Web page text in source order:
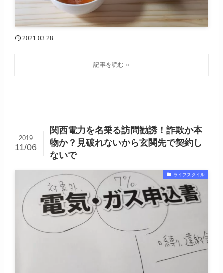
2021.03.28
関西電力を名乗る訪問勧誘！詐欺か本
物か？見破れないから玄関先で契約し
ないで
2019
11/06
ライフスタイル